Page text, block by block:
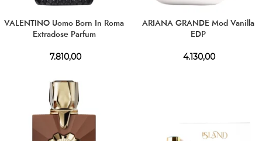
VALENTINO Uomo Born In Roma
Extradose Parfum
7.810,00
ARIANA GRANDE Mod Vanilla
EDP
4.130,00